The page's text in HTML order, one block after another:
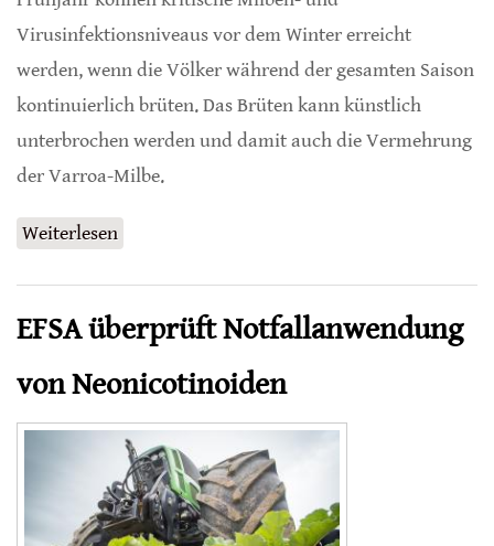
Virusinfektionsniveaus vor dem Winter erreicht
werden, wenn die Völker während der gesamten Saison
kontinuierlich brüten. Das Brüten kann künstlich
unterbrochen werden und damit auch die Vermehrung
der Varroa-Milbe.
Weiterlesen
EFSA überprüft Notfallanwendung
von Neonicotinoiden